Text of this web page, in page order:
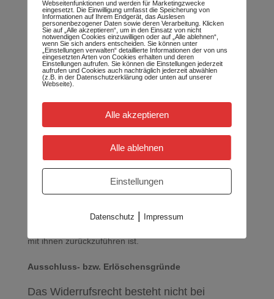
zurückgesandt haben, je nachdem, welches der frühere
Zeitpunkt ist.
Sie haben die Waren unverzüglich und in jedem Fall
spätestens binnen 14Tagen ab dem Tag, an dem Sie
uns über den Widerruf dieses Vertrags unterrichten, an
unszurückzusenden oder zu übergeben. Die Frist ist
gewahrt, wenn Sie die Waren vor Ablauf der Frist von
der Waren.
Sie müssen für einen etwaigen Wertverlust der Waren
nur aufkommen, wenn dieser Wertverlust auf einen zur
Prüfung der Beschaffenheit, Eigenschaften und
mit ihnen zurückzuführen ist.
Ausschluss- bzw. Erlöschensgründe
Das Widerrufsrecht besteht nicht bei
Webseitenfunktionen und werden für Marketingzwecke
eingesetzt. Die Einwilligung umfasst die Speicherung von
Informationen auf Ihrem Endgerät, das Auslesen
personenbezogener Daten sowie deren Verarbeitung. Klicken
Sie auf „Alle akzeptieren“, um in den Einsatz von nicht
notwendigen Cookies einzuwilligen oder auf „Alle ablehnen“,
wenn Sie sich anders entscheiden. Sie können unter
„Einstellungen verwalten“ detaillierte Informationen der von uns
eingesetzten Arten von Cookies erhalten und deren
Einstellungen aufrufen. Sie können die Einstellungen jederzeit
aufrufen und Cookies auch nachträglich jederzeit abwählen
(z.B. in der Datenschutzerklärung oder unten auf unserer
Webseite).
Alle akzeptieren
Alle ablehnen
Einstellungen
Datenschutz | Impressum